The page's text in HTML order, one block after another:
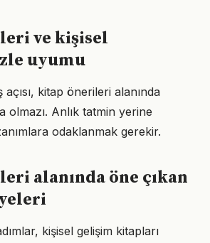
ve kişisel
uyumu
kitap önerileri alanında
olmazı. Anlık tatmin yerine
odaklanmak gerekir.
alanında öne çıkan
kişisel gelişim kitapları